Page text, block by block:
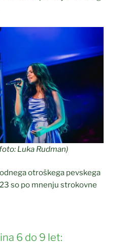
Luka Rudman)
otroškega pevskega
so po mnenju strokovne
6 do 9 let: